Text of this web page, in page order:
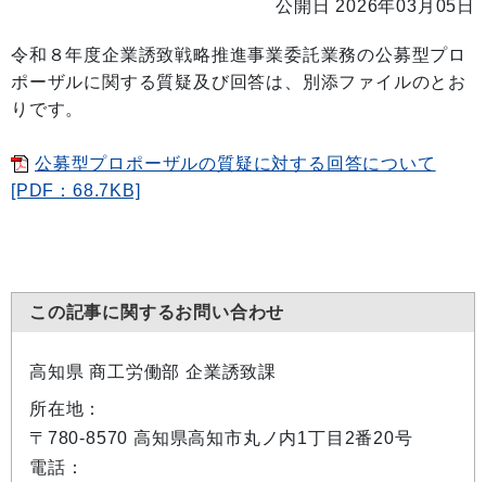
公開日 2026年03月05日
令和８年度企業誘致戦略推進事業委託業務の公募型プロ
ポーザルに関する質疑及び回答は、別添ファイルのとお
りです。
公募型プロポーザルの質疑に対する回答について
[PDF：68.7KB]
この記事に関するお問い合わせ
高知県 商工労働部 企業誘致課
所在地：
〒780-8570 高知県高知市丸ノ内1丁目2番20号
電話：